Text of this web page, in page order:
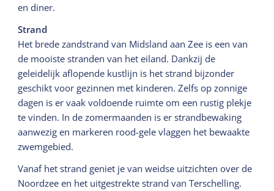
en diner.
Strand
Het brede zandstrand van Midsland aan Zee is een van
de mooiste stranden van het eiland. Dankzij de
geleidelijk aflopende kustlijn is het strand bijzonder
geschikt voor gezinnen met kinderen. Zelfs op zonnige
dagen is er vaak voldoende ruimte om een rustig plekje
te vinden. In de zomermaanden is er strandbewaking
aanwezig en markeren rood-gele vlaggen het bewaakte
zwemgebied.
Vanaf het strand geniet je van weidse uitzichten over de
Noordzee en het uitgestrekte strand van Terschelling.